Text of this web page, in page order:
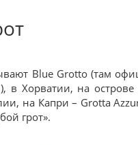
Blue Grotto (там
в Хорватии, на
на Капри – Grotta
грот».